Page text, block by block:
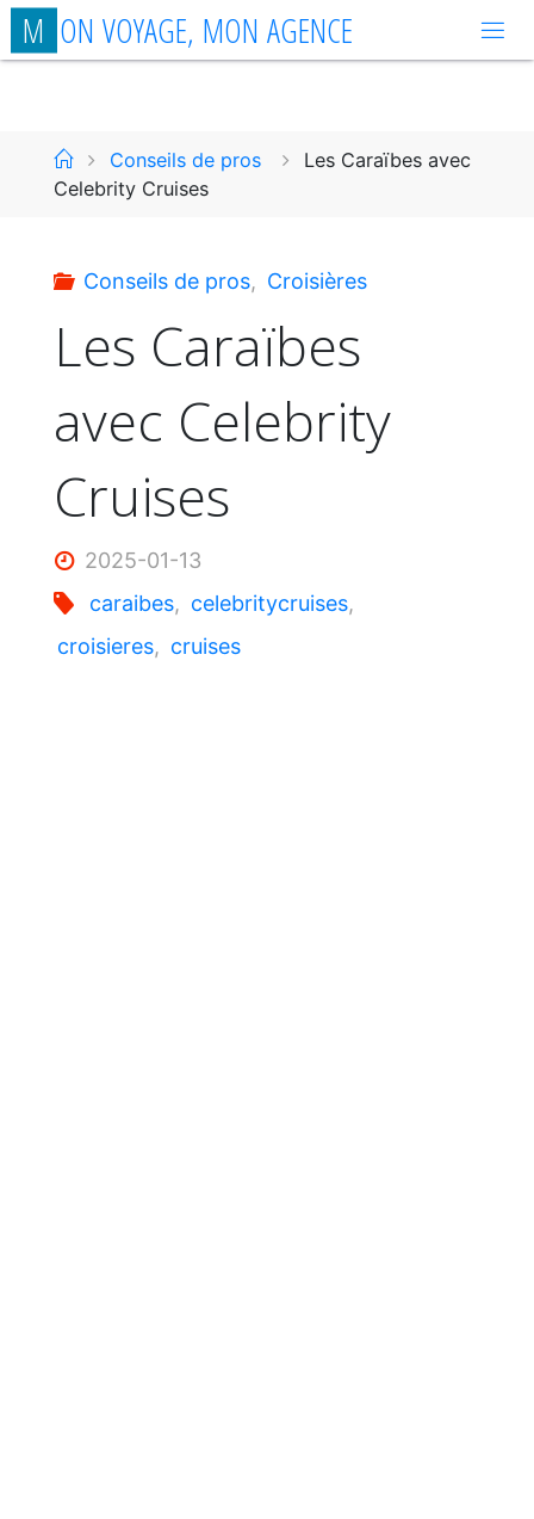
Aller
auM ON VOYAGE, MON AGENCE
AccueilConseils de pros
Les Caraïbes avec
Celebrity Cruises
Conseils de pros, Croisières
Les Caraïbes
avec Celebrity
Cruises
2025-01-13
caraibes, celebritycruises,
croisieres, cruises